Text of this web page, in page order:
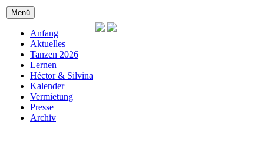
Zum
Inhalt
springen
Menü
Anfang
Aktuelles
Tanzen 2026
Lernen
Héctor & Silvina
Kalender
Vermietung
Presse
Archiv